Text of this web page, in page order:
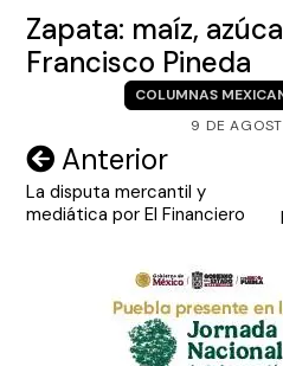
Zapata: maíz,
Francisco Pineda
COLUMNAS
9 DE
Navegación
de
Anterior
La disputa mercantil y
mediática por El Financiero